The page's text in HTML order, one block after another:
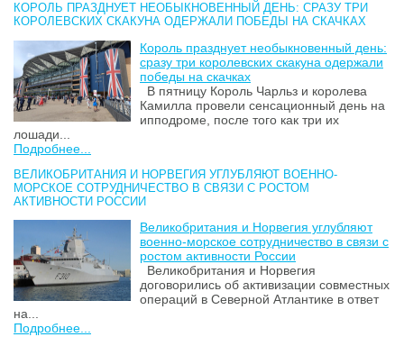
КОРОЛЬ ПРАЗДНУЕТ НЕОБЫКНОВЕННЫЙ ДЕНЬ: СРАЗУ ТРИ
КОРОЛЕВСКИХ СКАКУНА ОДЕРЖАЛИ ПОБЕДЫ НА СКАЧКАХ
Король празднует необыкновенный день:
сразу три королевских скакуна одержали
победы на скачках
В пятницу Король Чарльз и королева
Камилла провели сенсационный день на
ипподроме, после того как три их
лошади...
Подробнее...
ВЕЛИКОБРИТАНИЯ И НОРВЕГИЯ УГЛУБЛЯЮТ ВОЕННО-
МОРСКОЕ СОТРУДНИЧЕСТВО В СВЯЗИ С РОСТОМ
АКТИВНОСТИ РОССИИ
Великобритания и Норвегия углубляют
военно-морское сотрудничество в связи с
ростом активности России
Великобритания и Норвегия
договорились об активизации совместных
операций в Северной Атлантике в ответ
на...
Подробнее...